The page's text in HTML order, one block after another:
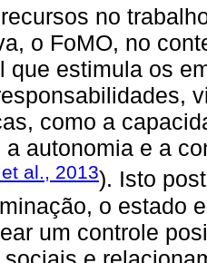
no
o FoMO, no
que estimula os
como a
a autonomia e a
al., 2013). Isto
o estado
um controle